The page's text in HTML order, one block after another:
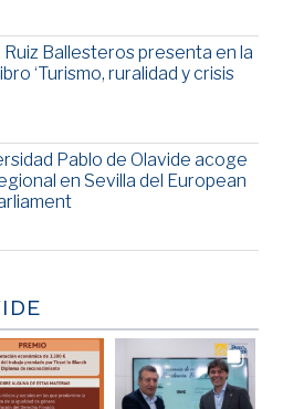
Ruiz Ballesteros presenta en la
‘Turismo, ruralidad y crisis
Pablo de Olavide acoge
en Sevilla del European